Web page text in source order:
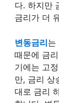
다. 하지만
금리가 더
변동금리는
때문에 금
기에는 고
만, 금리 상
대로 금리